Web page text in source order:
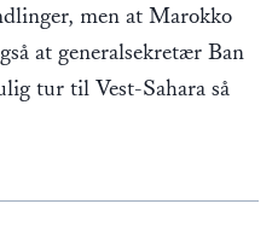
men at Marokko
at generalsekretær Ban
tur til Vest-Sahara så